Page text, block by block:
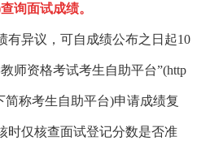
询面试成绩。
有异议，可自成绩公布之日起10
师资格考试考生自助平台”(http
简称考生自助平台)申请成绩复
时仅核查面试登记分数是否准